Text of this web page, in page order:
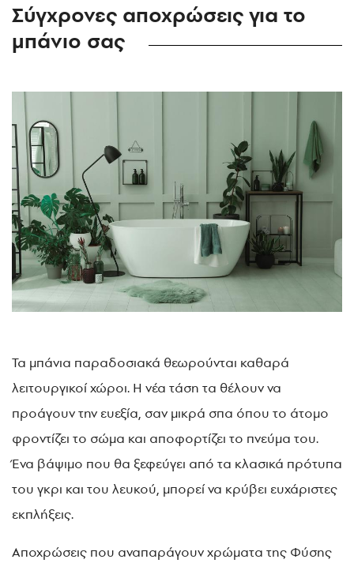
Σύγχρονες αποχρώσεις για το
μπάνιο σας
Τα μπάνια παραδοσιακά θεωρούνται καθαρά
λειτουργικοί χώροι. Η νέα τάση τα θέλουν να
προάγουν την ευεξία, σαν μικρά σπα όπου το άτομο
φροντίζει το σώμα και αποφορτίζει το πνεύμα του.
Ένα βάψιμο που θα ξεφεύγει από τα κλασικά πρότυπα
του γκρι και του λευκού, μπορεί να κρύβει ευχάριστες
εκπλήξεις.
Αποχρώσεις που αναπαράγουν χρώματα της Φύσης